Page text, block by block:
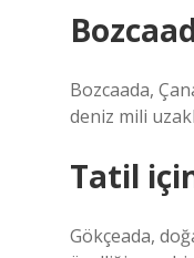
Bozcaada,
deniz mili
Tatil
Gökçeada,